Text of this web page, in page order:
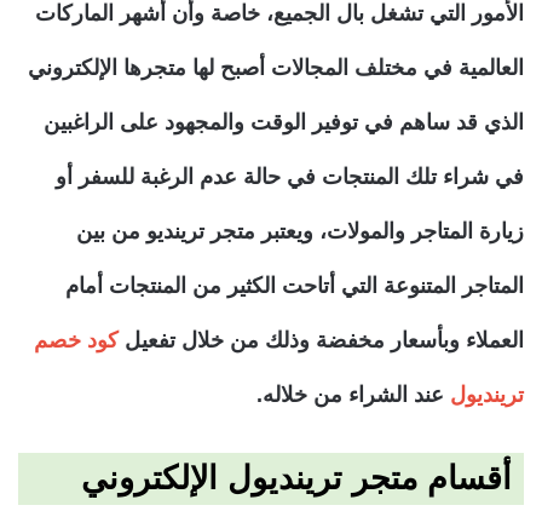
الأمور التي تشغل بال الجميع، خاصة وأن أشهر الماركات
العالمية في مختلف المجالات أصبح لها متجرها الإلكتروني
الذي قد ساهم في توفير الوقت والمجهود على الراغبين
في شراء تلك المنتجات في حالة عدم الرغبة للسفر أو
زيارة المتاجر والمولات، ويعتبر متجر ترينديو من بين
المتاجر المتنوعة التي أتاحت الكثير من المنتجات أمام
العملاء وبأسعار مخفضة وذلك من خلال تفعيلكود خصم
ترينديول عند الشراء من خلاله.
أقسام متجر ترينديول الإلكتروني